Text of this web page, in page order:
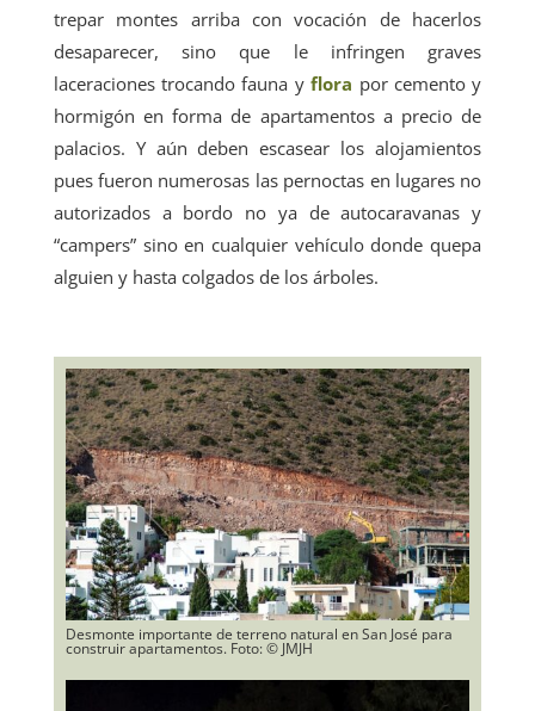
trepar montes arriba con vocación de hacerlos
desaparecer, sino que le infringen graves
laceraciones trocando fauna yflora por cemento y
hormigón en forma de apartamentos a precio de
palacios. Y aún deben escasear los alojamientos
pues fueron numerosas las pernoctas en lugares no
autorizados a bordo no ya de autocaravanas y
“campers” sino en cualquier vehículo donde quepa
alguien y hasta colgados de los árboles.
Desmonte importante de terreno natural en San José para
construir apartamentos. Foto: © JMJH